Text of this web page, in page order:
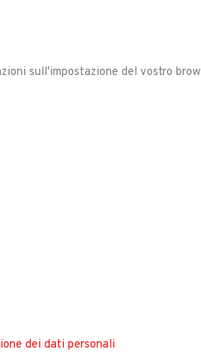
sull'impostazione del vostro
dei dati personali